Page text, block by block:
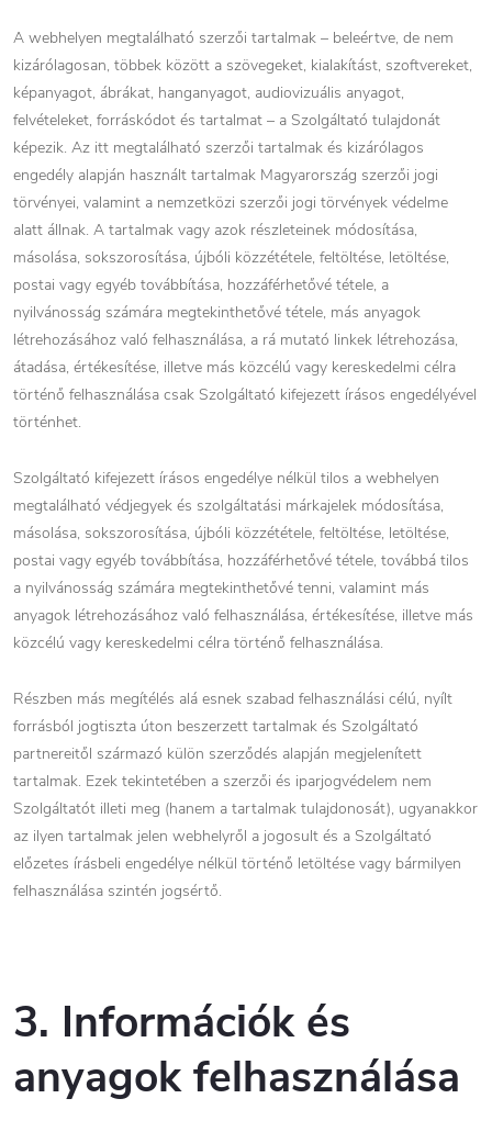
A webhelyen megtalálható szerzői tartalmak – beleértve, de nem
kizárólagosan, többek között a szövegeket, kialakítást, szoftvereket,
képanyagot, ábrákat, hanganyagot, audiovizuális anyagot,
felvételeket, forráskódot és tartalmat – a Szolgáltató tulajdonát
képezik. Az itt megtalálható szerzői tartalmak és kizárólagos
engedély alapján használt tartalmak Magyarország szerzői jogi
törvényei, valamint a nemzetközi szerzői jogi törvények védelme
alatt állnak. A tartalmak vagy azok részleteinek módosítása,
másolása, sokszorosítása, újbóli közzététele, feltöltése, letöltése,
postai vagy egyéb továbbítása, hozzáférhetővé tétele, a
nyilvánosság számára megtekinthetővé tétele, más anyagok
létrehozásához való felhasználása, a rá mutató linkek létrehozása,
átadása, értékesítése, illetve más közcélú vagy kereskedelmi célra
történő felhasználása csak Szolgáltató kifejezett írásos engedélyével
történhet.
Szolgáltató kifejezett írásos engedélye nélkül tilos a webhelyen
megtalálható védjegyek és szolgáltatási márkajelek módosítása,
másolása, sokszorosítása, újbóli közzététele, feltöltése, letöltése,
postai vagy egyéb továbbítása, hozzáférhetővé tétele, továbbá tilos
a nyilvánosság számára megtekinthetővé tenni, valamint más
anyagok létrehozásához való felhasználása, értékesítése, illetve más
közcélú vagy kereskedelmi célra történő felhasználása.
Részben más megítélés alá esnek szabad felhasználási célú, nyílt
forrásból jogtiszta úton beszerzett tartalmak és Szolgáltató
partnereitől származó külön szerződés alapján megjelenített
tartalmak. Ezek tekintetében a szerzői és iparjogvédelem nem
Szolgáltatót illeti meg (hanem a tartalmak tulajdonosát), ugyanakkor
az ilyen tartalmak jelen webhelyről a jogosult és a Szolgáltató
előzetes írásbeli engedélye nélkül történő letöltése vagy bármilyen
felhasználása szintén jogsértő.
3. Információk és
anyagok felhasználása